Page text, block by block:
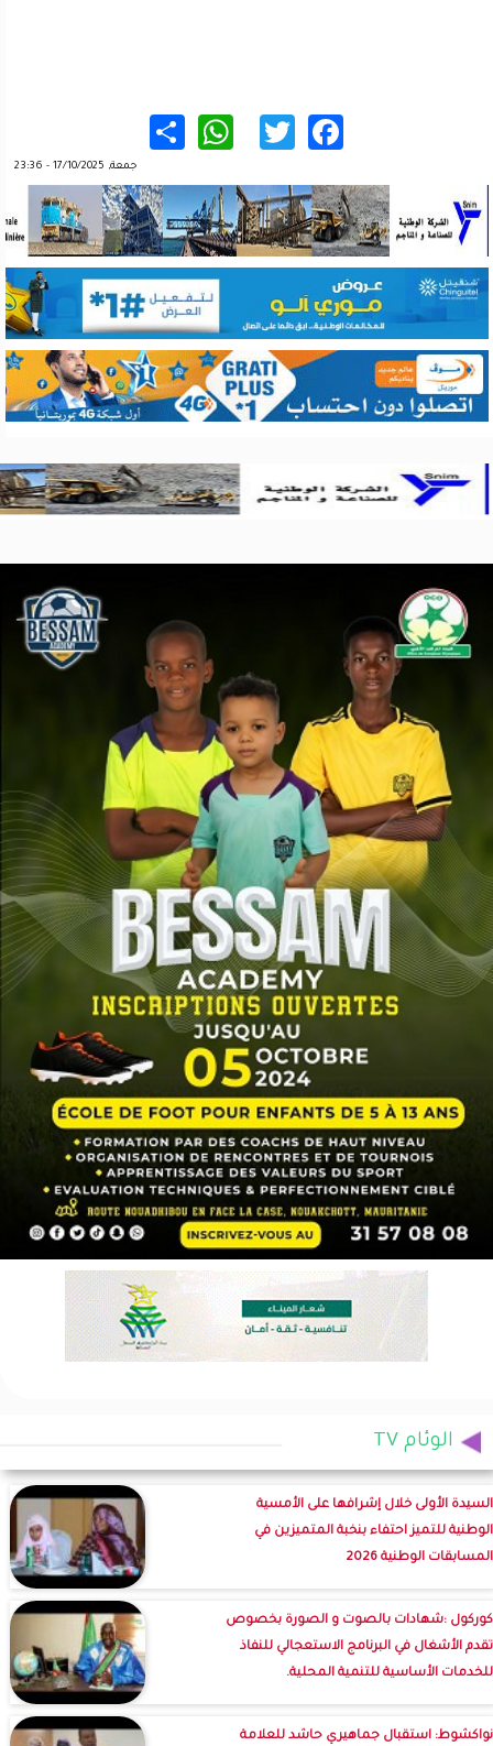
Facebook
Twitter
WhatsApp
جمعة, 17/10/2025 - 23:36
الوئام TV
السيدة الأولى خلال إشرافها على الأمسية
الوطنية للتميز احتفاء بنخبة المتميزين في
المسابقات الوطنية 2026
كوركول :شهادات بالصوت و الصورة بخصوص
تقدم الأشغال في البرنامج الاستعجالي للنفاذ
للخدمات الأساسية للتنمية المحلية.
نواكشوط: استقبال جماهيري حاشد للعلامة